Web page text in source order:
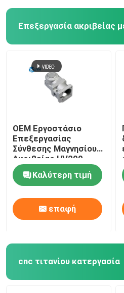
Υπηρεσίες
VR παρουσιάστε
Περίπου εμείς
Γύρος εργοστασίων
Ποιοτικός έλεγχος
Περιπτώσεις
Επεξεργασία ακριβείας
OEM Εργοστάσιο
Επεξεργασίας
Σύνθεσης Μαγνησίου
Ακριβείας HV200 -
HV350
Καλύτερη τιμή
επαφή
cnc τιτανίου κατεργασία